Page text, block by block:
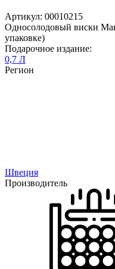
Артикул: 00010215
Односолодовый виски
упаковке)
Подарочное издание:
0,7 Л
Регион
Швеция
Производитель